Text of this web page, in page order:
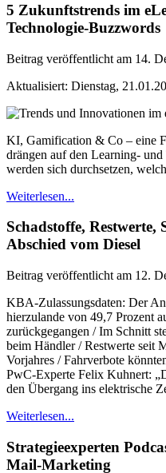
5 Zukunftstrends im
Technologie-Buzzwords
Beitrag veröffentlicht am 14.
Aktualisiert: Dienstag,
KI, Gamification & Co – eine
drängen auf den Learning-
werden sich durchsetzen,
Weiterlesen...
Schadstoffe, Restwerte,
Abschied vom Diesel
Beitrag veröffentlicht am 12.
KBA-Zulassungsdaten: Der
hierzulande von 49,7 Prozent
zurückgegangen / Im Schnitt
beim Händler / Restwerte seit
Vorjahres / Fahrverbote
PwC-Experte Felix Kuhnert:
den Übergang ins elektrische
Weiterlesen...
Strategieexperten
Mail-Marketing